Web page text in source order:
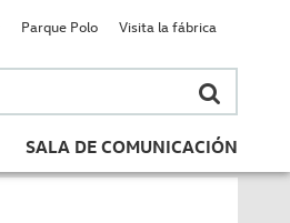
SALA DE COMUNICACIÓN
Parque Polo Visita la fábrica